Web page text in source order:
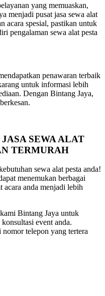
yang memuaskan,
menjadi pusat jasa sewa alat
acara spesial, pastikan untuk
pengalaman sewa alat pesta
penawaran terbaik
untuk informasi lebih
Dengan Bintang Jaya,
SEWA ALAT
TERMURAH
sewa alat pesta anda!
menemukan berbagai
acara anda menjadi lebih
Bintang Jaya untuk
event anda.
telepon yang tertera